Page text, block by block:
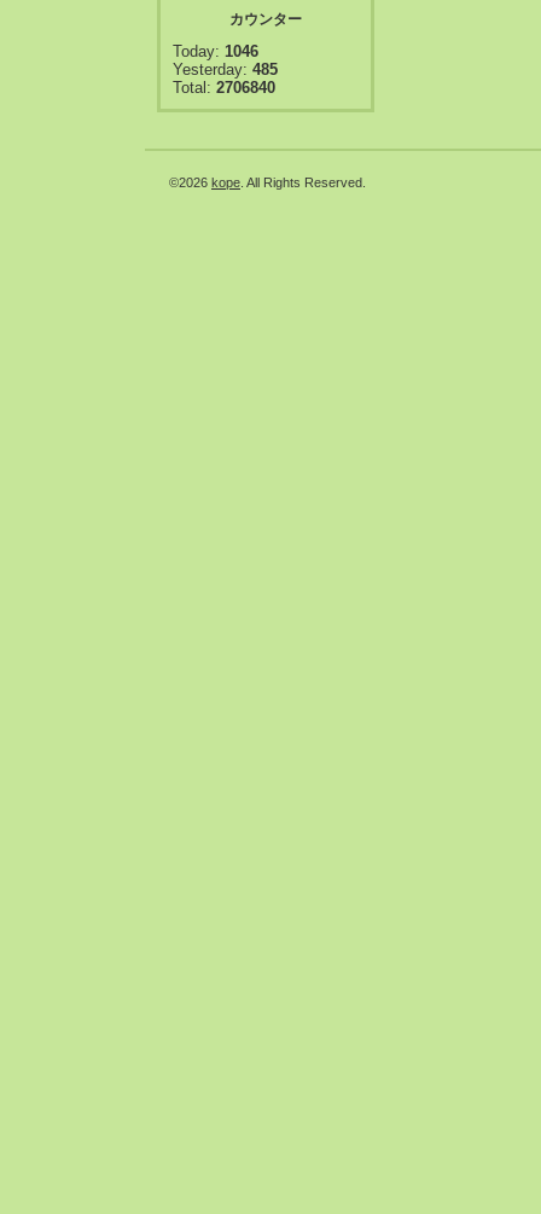
カウンター
Today: 1046
Yesterday: 485
Total: 2706840
©2026 kope . All Rights Reserved.